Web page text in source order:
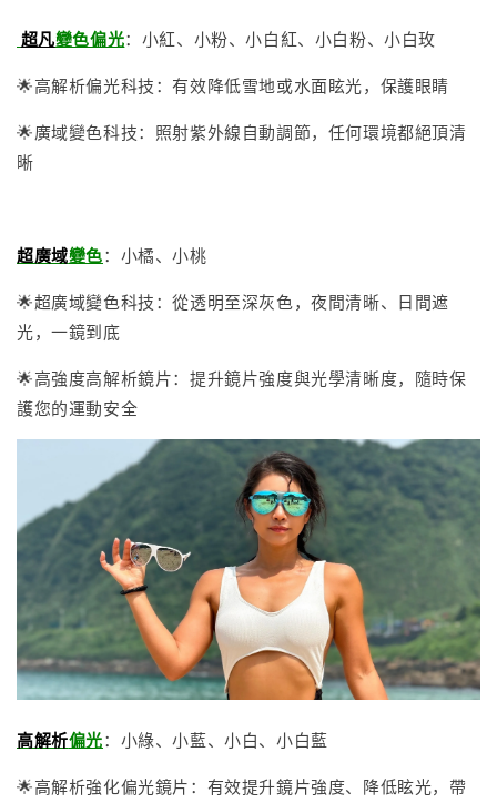
超凡變色偏光：小紅、小粉、小白紅、小白粉、小白玫
🌟高解析偏光科技：有效降低雪地或水面眩光，保護眼睛
🌟廣域變色科技：照射紫外線自動調節，任何環境都絕頂清
晰
超廣域變色：小橘、小桃
🌟超廣域變色科技：從透明至深灰色，夜間清晰、日間遮
光，一鏡到底
🌟高強度高解析鏡片：提升鏡片強度與光學清晰度，隨時保
護您的運動安全
高解析偏光：小綠、小藍、小白、小白藍
🌟高解析強化偏光鏡片：有效提升鏡片強度、降低眩光，帶